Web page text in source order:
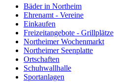
Bäder in Northeim
Ehrenamt - Vereine
Einkaufen
Freizeitangebote - Grillplätze
Northeimer Wochenmarkt
Northeimer Seenplatte
Ortschaften
Schuhwallhalle
Sportanlagen